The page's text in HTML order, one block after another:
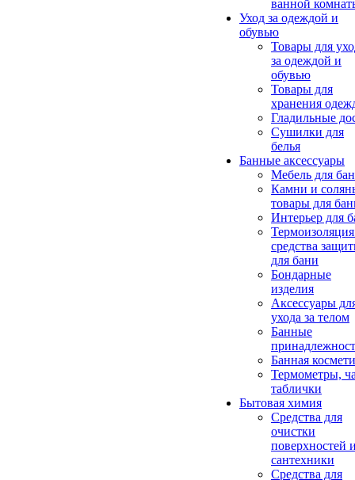
ванной
Уход за одеждой и
обувью
Товары для
за одеждой и
обувью
Товары для
хранения
Гладильные
Сушилки для
белья
Банные аксессуары
Мебель для
Камни и
товары для
Интерьер для
средства
для бани
Бондарные
изделия
Аксеcсуары
ухода за телом
Банные
Банная
Термометры,
таблички
Бытовая химия
Средства для
очистки
поверхностей
сантехники
Средства для